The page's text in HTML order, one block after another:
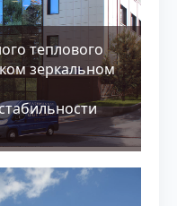
теплового
зеркальном